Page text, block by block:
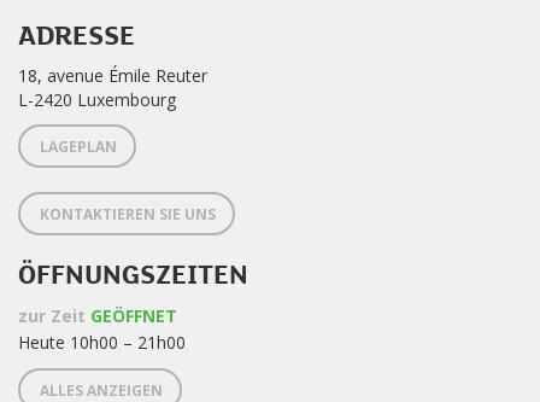
ADRESSE
18, avenue Émile Reuter
L-2420 Luxembourg
LAGEPLAN
KONTAKTIEREN SIE UNS
ÖFFNUNGSZEITEN
zur Zeit GEÖFFNET
Heute 10h00 – 21h00
ALLES ANZEIGEN